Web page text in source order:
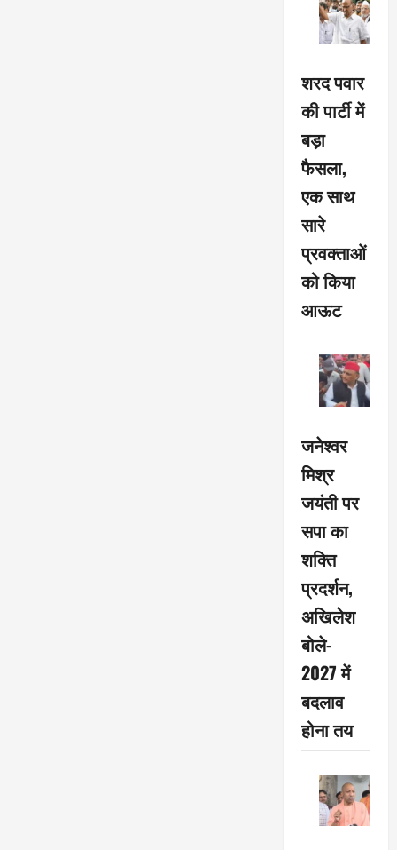
शरद पवार
की पार्टी में
बड़ा
फैसला,
एक साथ
सारे
प्रवक्ताओं
को किया
आऊट
जनेश्वर
मिश्र
जयंती पर
सपा का
शक्ति
प्रदर्शन,
अखिलेश
बोले-
2027 में
बदलाव
होना तय